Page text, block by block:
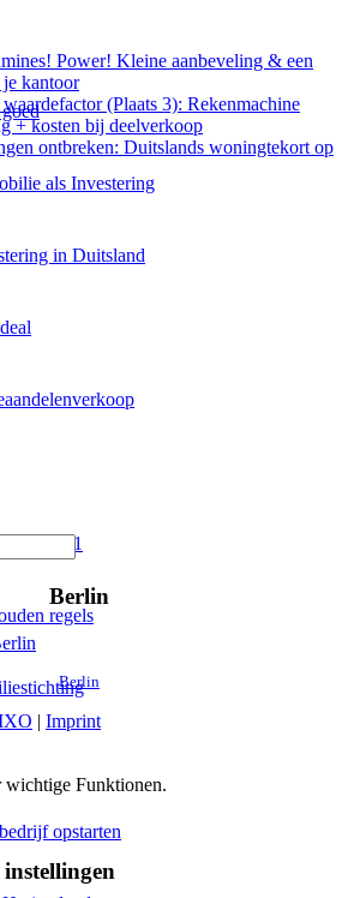
als Investering
in Duitsland
1×1
regels
opstarten
Power! Kleine aanbeveling & een
kantoor
(Plaats 3): Rekenmachine
+ kosten bij deelverkoop
ontbreken: Duitslands woningtekort op
Berlin
Berlin
| Imprint
Funktionen.